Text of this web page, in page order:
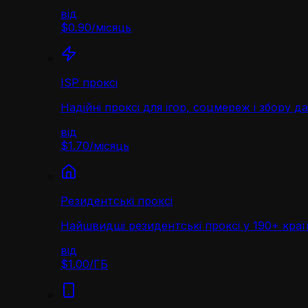
від
$0.90/місяць
ISP проксі
Надійні проксі для ігор, соцмереж і збору
від
$1.70/місяць
Резидентські проксі
Найшвидші резидентські проксі у 190+
від
$1.00/ГБ